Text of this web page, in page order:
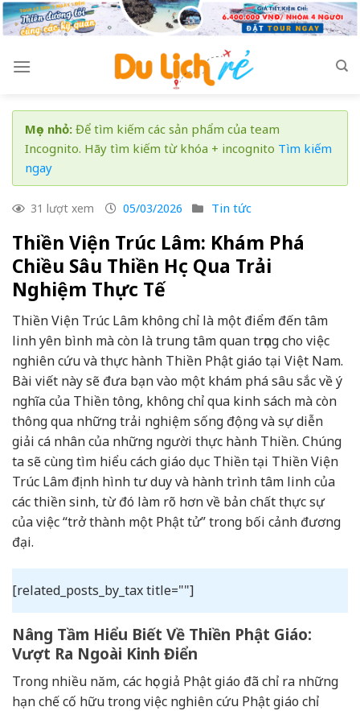
Skip
to
Mẹo nhỏ: Để tìm kiếm các sản phẩm của team
Incognito. Hãy tìm kiếm từ khóa + incognito Tìm kiếm
ngay
31 lượt xem 05/03/2026 Tin tức
Thiền Viện Trúc Lâm: Khám Phá
Chiều Sâu Thiền Học Qua Trải
Nghiệm Thực Tế
Thiền Viện Trúc Lâm không chỉ là một điểm đến tâm
linh yên bình mà còn là trung tâm quan trọng cho việc
nghiên cứu và thực hành Thiền Phật giáo tại Việt Nam.
Bài viết này sẽ đưa bạn vào một khám phá sâu sắc về ý
nghĩa của Thiền tông, không chỉ qua kinh sách mà còn
thông qua những trải nghiệm sống động và sự diễn
giải cá nhân của những người thực hành Thiền. Chúng
ta sẽ cùng tìm hiểu cách giáo dục Thiền tại Thiền Viện
Trúc Lâm định hình tư duy và hành trình tâm linh của
các thiền sinh, từ đó làm rõ hơn về bản chất thực sự
của việc “trở thành một Phật tử” trong bối cảnh đương
đại.
[related_posts_by_tax title=""]
Nâng Tầm Hiểu Biết Về Thiền Phật Giáo:
Vượt Ra Ngoài Kinh Điển
Trong nhiều năm, các học giả Phật giáo đã chỉ ra những
hạn chế cố hữu trong việc nghiên cứu Phật giáo chỉ